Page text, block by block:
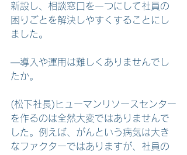
新設し、相談窓口を一つにして社員の
困りごとを解決しやすくすることにし
ました。
―導入や運用は難しくありませんでし
たか。
(松下社長)ヒューマンリソースセンター
を作るのは全然大変ではありませんで
した。例えば、がんという病気は大き
なファクターではありますが、社員の